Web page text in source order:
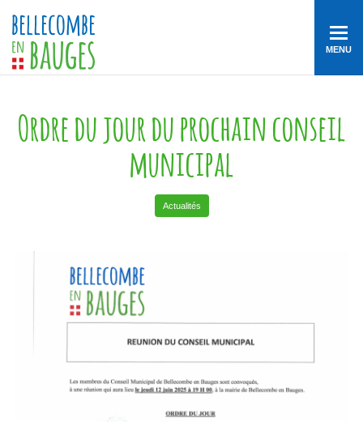
MENU
Ordre du jour du prochain conseil
municipal
Actualités